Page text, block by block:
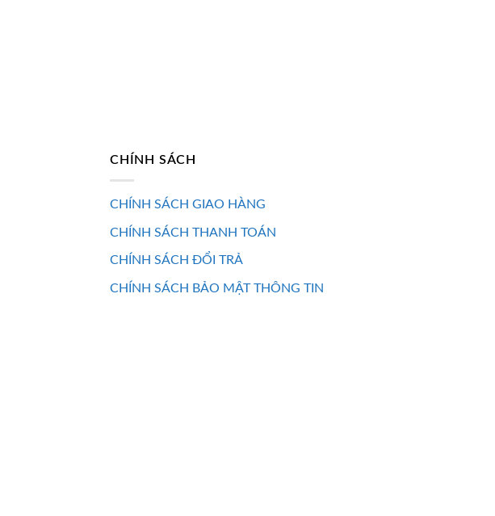
CHÍNH SÁCH
CHÍNH SÁCH GIAO HÀNG
CHÍNH SÁCH THANH TOÁN
CHÍNH SÁCH ĐỔI TRẢ
CHÍNH SÁCH BẢO MẬT THÔNG TIN